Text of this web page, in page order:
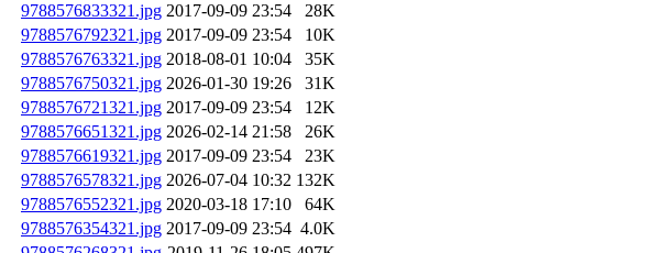
9788576833321.jpg 2017-09-09 23:54
28K
9788576792321.jpg 2017-09-09 23:54
10K
9788576763321.jpg 2018-08-01 10:04
35K
9788576750321.jpg 2026-01-30 19:26
31K
9788576721321.jpg 2017-09-09 23:54
12K
9788576651321.jpg 2026-02-14 21:58
26K
9788576619321.jpg 2017-09-09 23:54
23K
9788576578321.jpg 2026-07-04 10:32 132K
9788576552321.jpg 2020-03-18 17:10
64K
9788576354321.jpg 2017-09-09 23:54 4.0K